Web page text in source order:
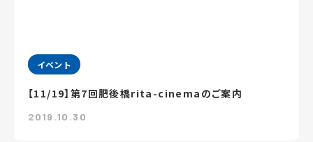
イベント
【11/19】第7回肥後橋rita-cinemaのご案内
2019.10.30